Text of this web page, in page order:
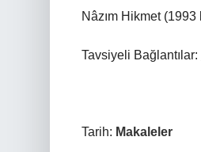
Nâzım Hikmet (1993
Tavsiyeli Bağlantılar:
Tarih: Makaleler